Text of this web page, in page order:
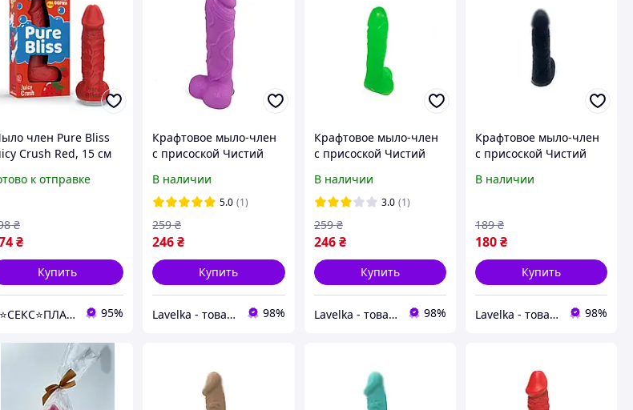
член Pure Bliss
Crush Red, 15 см
к отправке
₴
₴
Купить
⭐️⭐️СЕКС⭐️ПЛАНЕТА⭐️⭐️ 95%
Крафтовое мыло-член
с присоской Чистий
натуральное
В наличии
5.0 (1)
246₴
259 ₴
Купить
Lavelka - товары для удовольствия 98%
Крафтовое мыло-член
с присоской Чистий
натуральное
В наличии
3.0 (1)
246 ₴
259 ₴
Купить
Lavelka - товары для удовольствия 98%
Крафтовое мыло-член
с присоской Чистий
натуральное
В наличии
180₴
189 ₴
Купить
Lavelka - товары для удовольствия 98%